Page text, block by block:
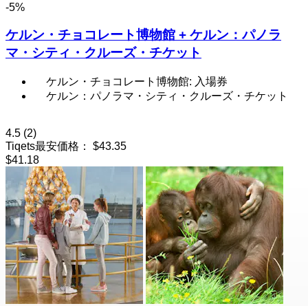
-5%
ケルン・チョコレート博物館 + ケルン：パノラ
マ・シティ・クルーズ・チケット
ケルン・チョコレート博物館: 入場券
ケルン：パノラマ・シティ・クルーズ・チケット
4.5 (2)
Tiqets最安価格：
$43.35
$41.18